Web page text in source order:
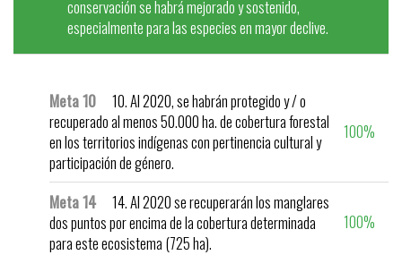
conservación se habrá mejorado y sostenido,
especialmente para las especies en mayor declive.
Meta 10
10. Al 2020, se habrán protegido y / o
recuperado al menos 50.000 ha. de cobertura forestal
en los territorios indígenas con pertinencia cultural y
participación de género.
100%
Meta 14
14. Al 2020 se recuperarán los manglares
dos puntos por encima de la cobertura determinada
para este ecosistema (725 ha).
100%